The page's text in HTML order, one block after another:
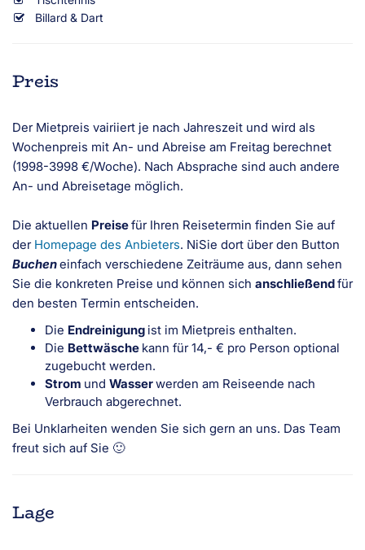
Billard & Dart
Preis
Der Mietpreis vairiiert je nach Jahreszeit und wird als
Wochenpreis mit An- und Abreise am Freitag berechnet
(1998-3998 €/Woche). Nach Absprache sind auch andere
An- und Abreisetage möglich.
Die aktuellen Preisefür Ihren Reisetermin finden Sie auf
der Homepage des Anbieters. NiSie dort über den Button
Bucheneinfach verschiedene Zeiträume aus, dann sehen
Sie die konkreten Preise und können sich anschließendfür
den besten Termin entscheiden.
Die Endreinigung ist im Mietpreis enthalten.
Die Bettwäsche kann für 14,- € pro Person optional
zugebucht werden.
Strom und Wasserwerden am Reiseende nach
Verbrauch abgerechnet.
Bei Unklarheiten wenden Sie sich gern an uns. Das Team
freut sich auf Sie 🙂
Lage